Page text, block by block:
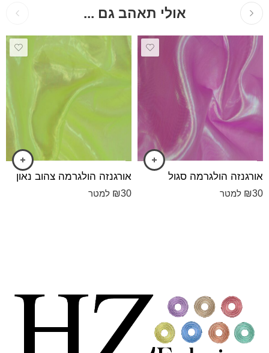
אולי תאהב גם ...
אורגנזה הולגרמה סגול
₪30 למטר
אורגנזה הולגרמה צהוב נאון
₪30 למטר